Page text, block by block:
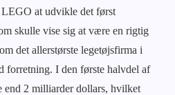
at udvikle det først
skulle vise sig at være en rigtig
det allerstørste legetøjsfirma i
forretning. I den første halvdel af
end 2 milliarder dollars, hvilket